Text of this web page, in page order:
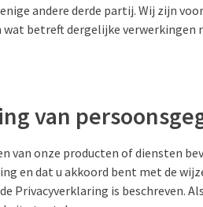
andere derde partij. Wij zijn
betreft dergelijke verwerkingen
van
van onze producten of diensten
en dat u akkoord bent met de
Privacyverklaring is beschreven.